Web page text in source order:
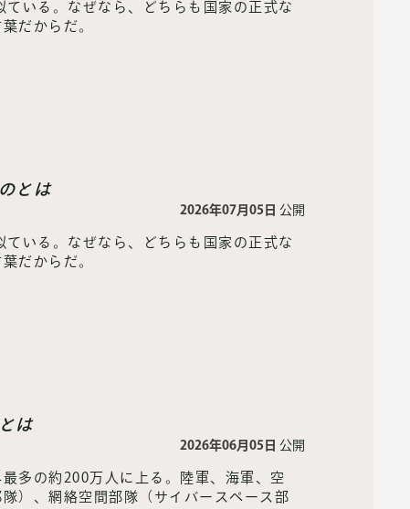
いる。なぜなら、どちらも国家の正式な
だからだ。
とは
2026年07月05日 公開
いる。なぜなら、どちらも国家の正式な
だからだ。
は
2026年06月05日 公開
多の約200万人に上る。陸軍、海軍、空
）、網絡空間部隊（サイバースペース部